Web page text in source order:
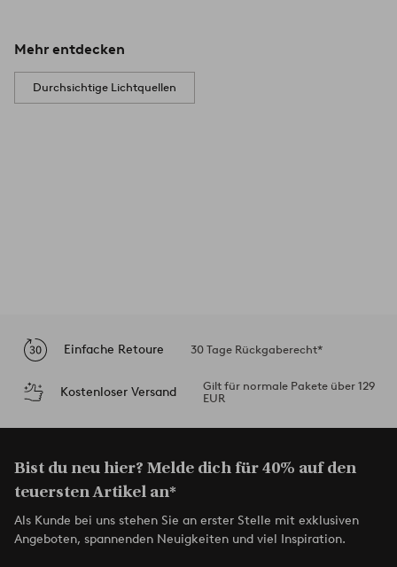
Mehr entdecken
Durchsichtige Lichtquellen
Einfache Retoure 30 Tage Rückgaberecht*
Kostenloser Versand
Gilt für normale Pakete über 129
EUR
Bist du neu hier? Melde dich für 40% auf den
teuersten Artikel an*
Als Kunde bei uns stehen Sie an erster Stelle mit exklusiven
Angeboten, spannenden Neuigkeiten und viel Inspiration.